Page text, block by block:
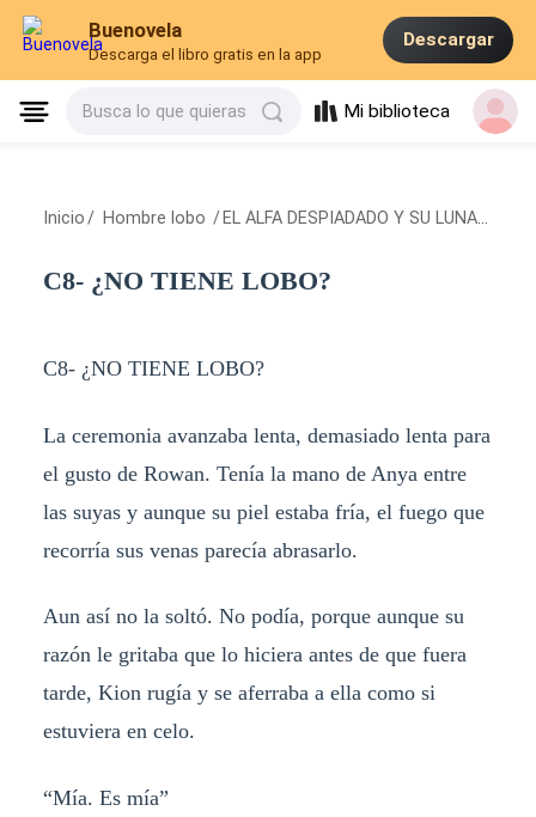
Buenovela
Descarga el libro gratis en la app
Descargar
Busca lo que quieras Mi biblioteca
Inicio / Hombre lobo / EL ALFA DESPIADADO Y SU LUNA FALSA.
C8- ¿NO TIENE LOBO?
C8- ¿NO TIENE LOBO?
La ceremonia avanzaba lenta, demasiado lenta para
el gusto de Rowan. Tenía la mano de Anya entre
las suyas y aunque su piel estaba fría, el fuego que
recorría sus venas parecía abrasarlo.
Aun así no la soltó. No podía, porque aunque su
razón le gritaba que lo hiciera antes de que fuera
tarde, Kion rugía y se aferraba a ella como si
estuviera en celo.
“Mía. Es mía”